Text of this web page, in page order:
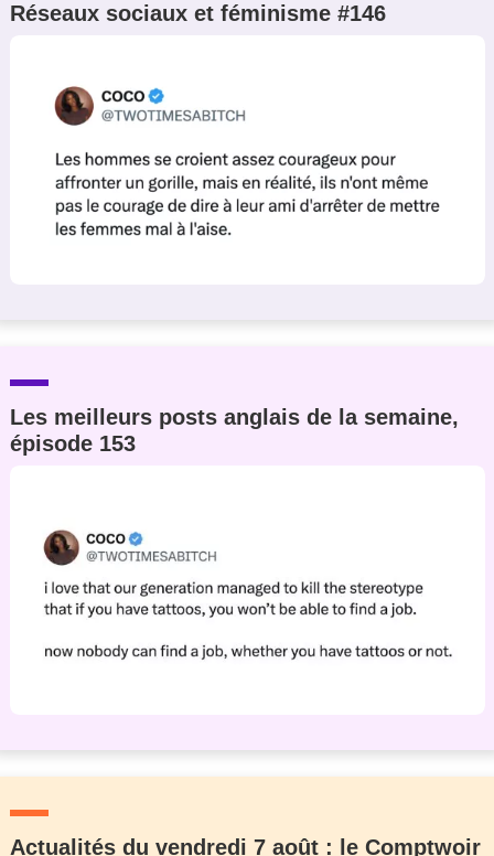
Réseaux sociaux et féminisme #146
Les meilleurs posts anglais de la semaine,
épisode 153
Actualités du vendredi 7 août : le Comptwoir